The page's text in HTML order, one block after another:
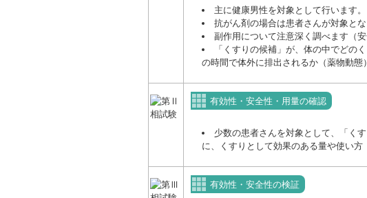
主に健康男性を対象として行います。
抗がん剤の場合は患者さんが対象とな
副作用について注意深く調べます（安
「くすりの候補」が、体の中でどの
の時間で体外に排出されるか（薬物動態
有効性・安全性・用量の確認
少数の患者さんを対象として、「く
に、くすりとして効果のある量や使い方
有効性・安全性の検証